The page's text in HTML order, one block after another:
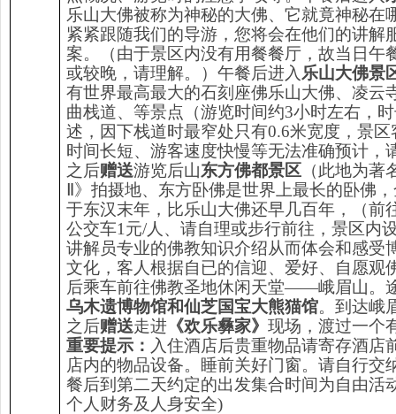
乐山大佛被称为神秘的大佛、它就竟神秘在
紧紧跟随我们的导游，您将会在他们的讲解
案。（由于景区内没有用餐餐厅，故当日午
或较晚，请理解。）午餐后进入 乐山大佛景
有世界最高最大的石刻座佛乐山大佛、凌云
曲栈道、等景点（游览时间约3小时左右，
述，因下栈道时最窄处只有0.6米宽度，景
时间长短、游客速度快慢等无法准确预计，
之后赠送游览后山东方佛都景区
（此地为著
Ⅱ》拍摄地、东方卧佛是世界上最长的卧佛
于东汉末年，比乐山大佛还早几百年，（前
公交车1元/人、请自理或步行前往，景区内
讲解员专业的佛教知识介绍从而体会和感受
文化，客人根据自已的信迎、爱好、自愿观
后乘车前往佛教圣地休闲天堂——峨眉山。
乌木遗博物馆和仙芝国宝大熊猫馆。到达峨
之后赠送走进 《欢乐彝家》现场，渡过一个
重要提示： 入住酒店后贵重物品请寄存酒店
店内的物品设备。睡前关好门窗。请自行交
餐后到第二天约定的出发集合时间为自由活
个人财务及人身安全)